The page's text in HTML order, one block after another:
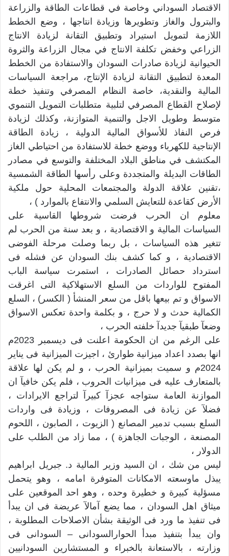
الاقتصاد السوداني وخاصة في قطاعات الطاقة والزراعة
والبترول والغاز وتطويرها وزيادة انتاجها ، وضع الخطط
اللازمة لتمويل استيراد وتطبيق التقانة لزيادة الانتاج
الزراعي وخفض تكلفة الانتاج في مجال الزراعة والثروة
الحيوانية لزيادة صادرات السودان والاستفادة من الخطط
المعدة لتطبيق التقانة لزيادة الإنتاج، مراجعة السياسات
المالية والنقدية، خاصة النظام المصرفي وتنفيذ خطة
لإصلاح القطاع المصرفي لتلبية متطلبات التمويل التنموي
متوسط وطويل الاجل والتنمية المتوازنة، وكذلك لزيادة
فرص النفاذ للأسواق المالية الدولية ، زيادة الطاقة
الإنتاجية للكهرباء ووضع خطة للاستفادة من احتياطي الغاز
المكتشف في مناطق البلاد المختلفة والتوسع في مصادر
الطاقات البديلة والمتجددة وعلى رأسها الطاقة الشمسية
،تقنين علاقة الدولة والمجتمعات المحلية حول ملكية
الأرض كقاعدة للتعايش السلمي والانتفاع بالموارد ) ،
معلوم ان الحرب فرضت شروطها القاسية على
السياسات المالية و الاقتصادية ، و بعد سنة من الحرب لم
تتغير هذه السياسات ، بل ربما وصلت مرحلة الفوضى
الاقتصادية ، و كما كشف بنك السودان عن فشله فى
استرداد حصائل الصادرات ، استمرت سياسة الباب
المفتوح للواردات من السلع الاستهلاكية التى اغرقت
الاسواق و تم بيعها باقل من سعر المنشأ ( الكسر) ، السلع
الكمالية حدث و لا حرج ، و بكلمة واحدة تعكس الاسواق
وضعآ طبقيآ جديدآ خلفته الحرب ،
على الرغم من ان الحكومة اعلنت فى ديسمبر 2023م
انها بصدد اعداد ميزانية طوارئ ، اجيزت الميزانية فى يناير
2024م و سميت بميزانية الحرب ، و لم يكن لها علاقة
بالمتعارف عليه فى ميزانيات الحروب ، فلم يكن خافيآ ان
الموازنة العامة ستواجه عجزآ كبيرآ لتراجع الايرادات ،
فضلآ عن زيادة فى المصروفات ، وزيادة فى واردات
السلع بسبب تدمير المصانع ( الزيوت ، الصابون ، اللحوم
المصنعة ، الوجبات الجاهزة ) ، مما زاد من الطلب على
الدولار ،
ليس من شك ، ان السيد وزير المالية د. جبريل ابراهيم
يبذل ماوسعته الامكانات المتوفرة امامه ، وهو يتحمل
مسؤلية كبيرة و خطيرة وحده ، وهو احد الموقعين على
ميثاق اهل السودان ، مما يضع آمالآ عريضة فى ان يبدأ
فى تنفيذ ما ورد فى الوثيقة بشأن الاصلاحات المطلوبة ،
وان يبدأ بتنفيذ مبدأ الحوارالسودانى – السودانى فى
وزارته ، بالاستعانة بالخبراء و المستشارين السودانيين